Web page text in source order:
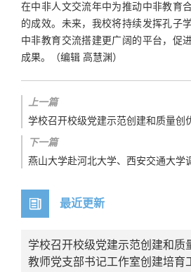
在中非人文交流年中为推动中非教育
的成效。未来，我校将持续发挥孔子
中非教育交流搭建更广阔的平台，促
成果。（编辑 高慧渊）
上一篇
学校召开校级党建示范创建和质量创
下一篇
燕山大学赴河北大学、西安交通大学
最近更新
学校召开校级党建示范创建和质
教师党支部书记工作室创建培育